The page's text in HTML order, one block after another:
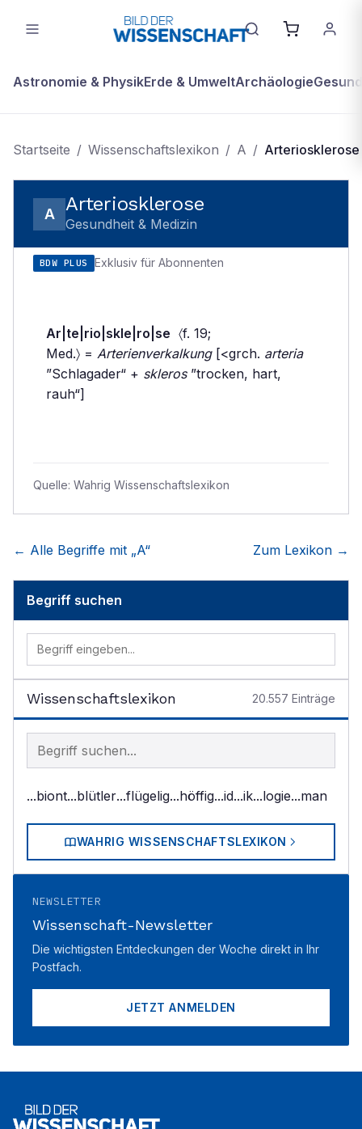
Astronomie & PhysikErde & UmweltArchäologie
Startseite / Wissenschaftslexikon / A / Arteriosklerose
A Arteriosklerose
Gesundheit & Medizin
BDW PLUS Exklusiv für Abonnenten
Ar|te|rio|skle|ro|se 〈f. 19;
Med.〉 = Arterienverkalkung[<grch. arteria
”Schlagader“ + skleros”trocken, hart,
rauh“]
Quelle: Wahrig Wissenschaftslexikon
← Alle Begriffe mit „A“ Zum Lexikon →
Begriff suchen
Wissenschaftslexikon 20.557 Einträge
Begriff im Lexikon suchen
...biont...blütler...flügelig...höffig...id...ik...logie...man
WAHRIG WISSENSCHAFTSLEXIKON
NEWSLETTER
Wissenschaft-Newsletter
Die wichtigsten Entdeckungen der Woche direkt in Ihr
Postfach.
JETZT ANMELDEN